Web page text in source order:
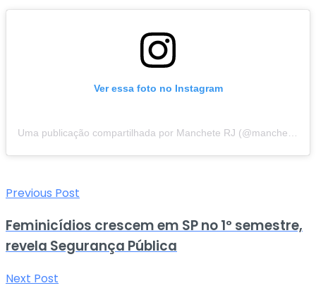
Ver essa foto no Instagram
Uma publicação compartilhada por Manchete RJ (@mancheterj)
Previous Post
Feminicídios crescem em SP no 1º semestre,
revela Segurança Pública
Next Post